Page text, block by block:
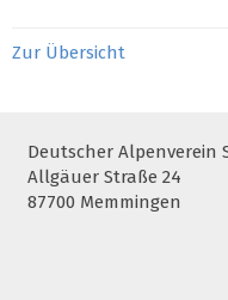
Zur Übersicht
Deutscher Alpenverein
Allgäuer Straße 24
87700 Memmingen